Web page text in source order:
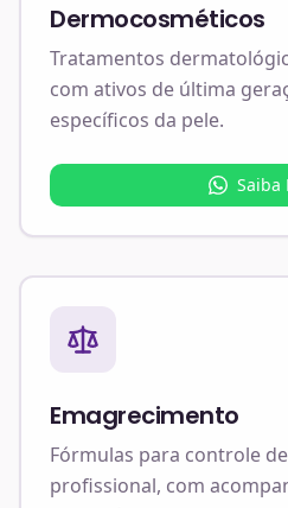
Dermocosméticos
Tratamentos
com ativos de última
específicos da pele.
Saiba
Emagrecimento
Fórmulas para controle
profissional, com